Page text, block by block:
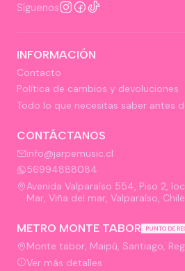
Síguenos
INFORMACIÓN
Contacto
Política de cambios y devoluciones
Todo lo que necesitas saber antes
CONTÁCTANOS
info@jarpemusic.cl
56994888084
Avenida Valparaíso 554, Piso 2,
Mar, Viña del mar, Valparaíso, Chile
METRO MONTE TABOR PUNTO DE
Monte tabor, Maipú, Santiago,
Ver más detalles